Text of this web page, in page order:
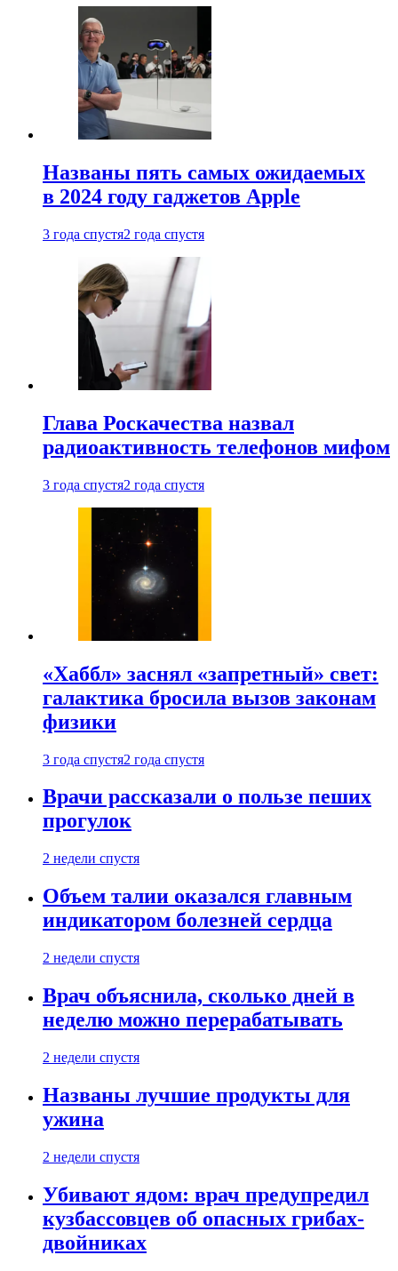
Названы пять самых ожидаемых
в 2024 году гаджетов Apple
3 года спустя2 года спустя
Глава Роскачества назвал
радиоактивность телефонов мифом
3 года спустя2 года спустя
«Хаббл» заснял «запретный» свет:
галактика бросила вызов законам
физики
3 года спустя2 года спустя
Врачи рассказали о пользе пеших
прогулок
2 недели спустя
Объем талии оказался главным
индикатором болезней сердца
2 недели спустя
Врач объяснила, сколько дней в
неделю можно перерабатывать
2 недели спустя
Названы лучшие продукты для
ужина
2 недели спустя
Убивают ядом: врач предупредил
кузбассовцев об опасных грибах-
двойниках